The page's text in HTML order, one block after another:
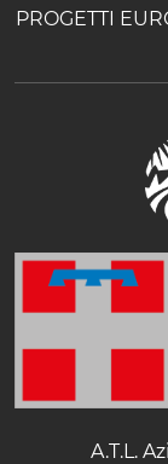
PROGETTI
A.T.L.